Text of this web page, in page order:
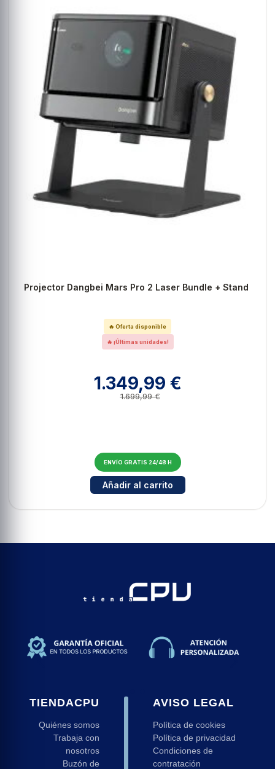
Projector Dangbei Mars Pro 2 Laser Bundle + Stand
🔥 Oferta disponible
🔥 ¡Últimas unidades!
1.349,99 €
1.699,99 €
ENVÍO GRATIS 24/48 H
Cantidad para Projector Dangbei
Añadir al carrito
TIENDACPU
Quiénes somos
Trabaja con
nosotros
Buzón de
AVISO LEGAL
Política de cookies
Política de privacidad
Condiciones de
contratación